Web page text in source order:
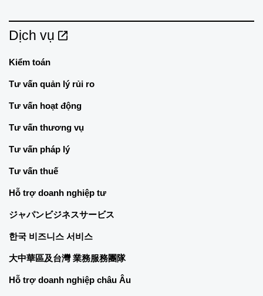
Dịch vụ
Kiểm toán
Tư vấn quản lý rủi ro
Tư vấn hoạt động
Tư vấn thương vụ
Tư vấn pháp lý
Tư vấn thuế
Hỗ trợ doanh nghiệp tư
ジャパンビジネスサービス
한국 비즈니스 서비스
大中華區及台灣 業務服務團隊
Hỗ trợ doanh nghiệp châu Âu